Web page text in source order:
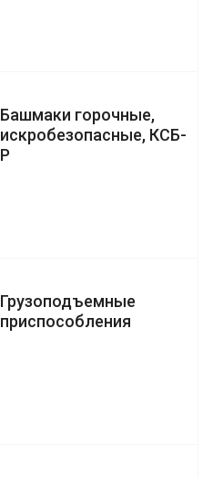
Башмаки горочные,
искробезопасные, КСБ-
Р
Грузоподъемные
приспособления